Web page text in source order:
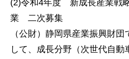
(2)令和4年度 新成長産業戦
業 二次募集
（公財）静岡県産業振興財
して、成長分野（次世代自動